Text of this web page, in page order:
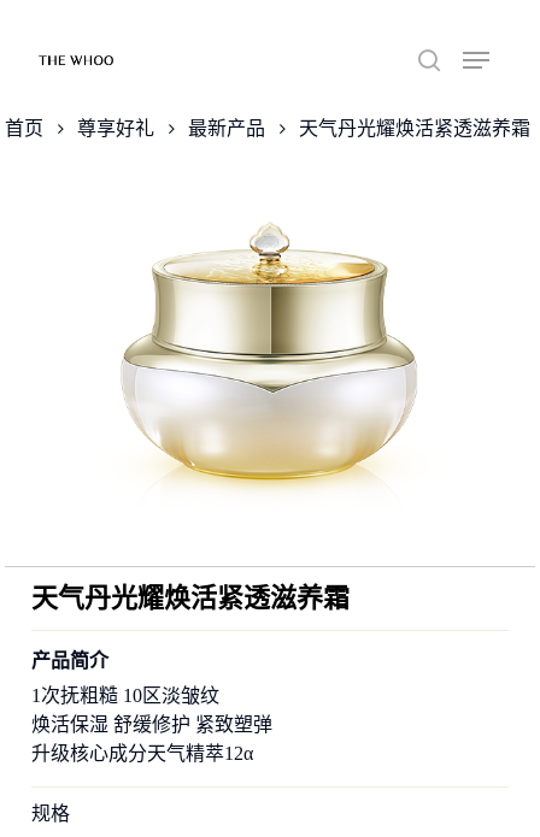
首页 尊享好礼 最新产品 天气丹光耀焕活紧透滋养霜
天气丹光耀焕活紧透滋养霜
产品简介
1次抚粗糙 10区淡皱纹
焕活保湿 舒缓修护 紧致塑弹
升级核心成分天气精萃12α
规格